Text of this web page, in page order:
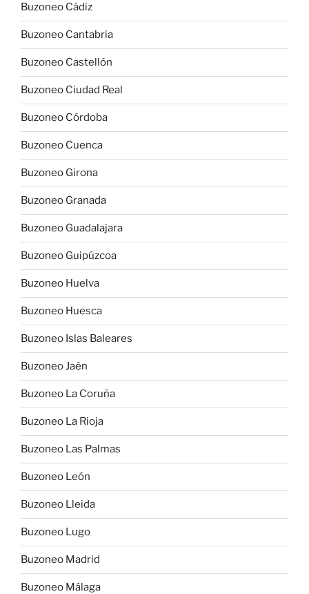
Buzoneo Cádiz
Buzoneo Cantabria
Buzoneo Castellón
Buzoneo Ciudad Real
Buzoneo Córdoba
Buzoneo Cuenca
Buzoneo Girona
Buzoneo Granada
Buzoneo Guadalajara
Buzoneo Guipúzcoa
Buzoneo Huelva
Buzoneo Huesca
Buzoneo Islas Baleares
Buzoneo Jaén
Buzoneo La Coruña
Buzoneo La Rioja
Buzoneo Las Palmas
Buzoneo León
Buzoneo Lleida
Buzoneo Lugo
Buzoneo Madrid
Buzoneo Málaga